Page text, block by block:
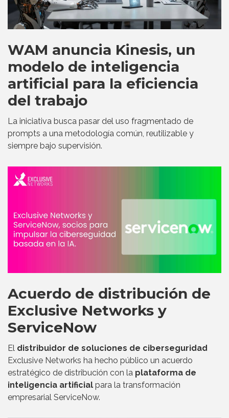
WAM anuncia Kinesis, un
modelo de inteligencia
artificial para la eficiencia
del trabajo
La iniciativa busca pasar del uso fragmentado de
prompts a una metodología común, reutilizable y
siempre bajo supervisión.
Acuerdo de distribución de
Exclusive Networks y
ServiceNow
El distribuidor de soluciones de ciberseguridad
Exclusive Networks ha hecho público un acuerdo
estratégico de distribución con la plataforma de
inteligencia artificial para la transformación
empresarial ServiceNow.